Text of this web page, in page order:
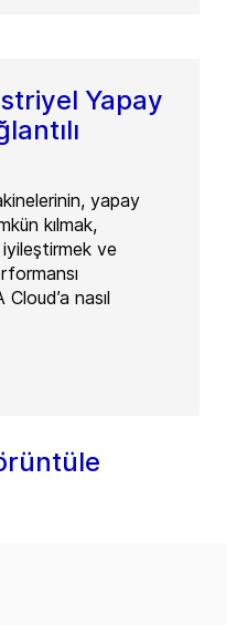
Yapay
yapay
kılmak,
iyileştirmek ve
nasıl